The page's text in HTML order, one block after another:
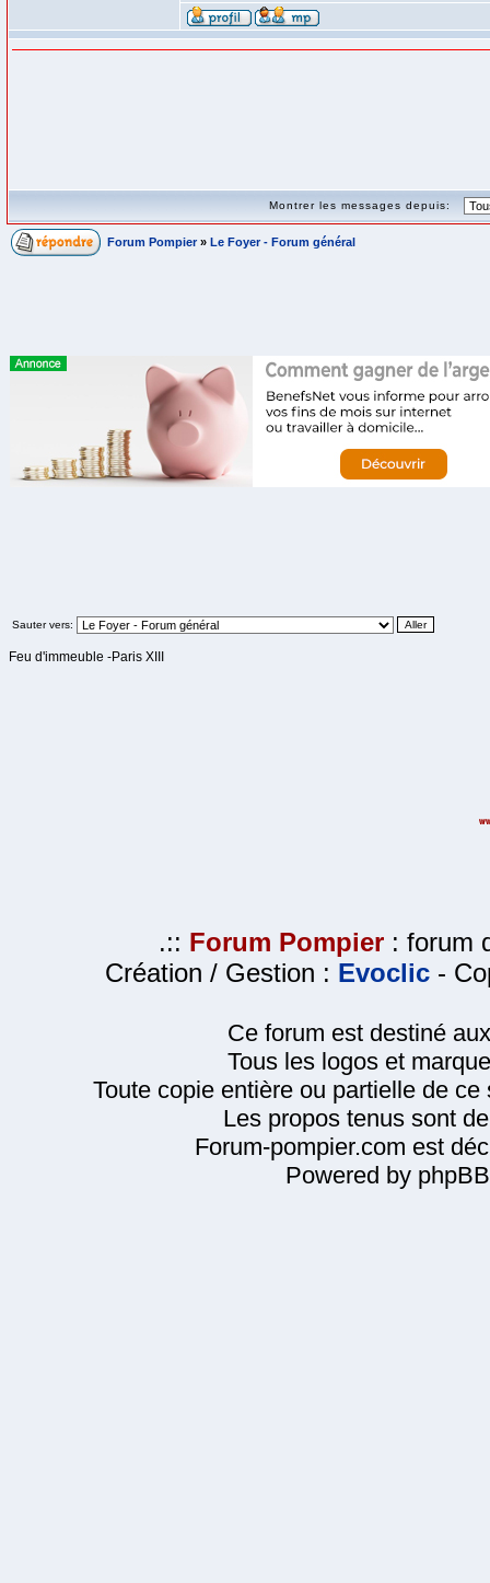
Montrer les messages depuis:
Forum Pompier » Le Foyer - Forum général
Sauter vers:
Feu d'immeuble -Paris XIII
.:: Forum Pompier : forum
Création / Gestion : Evoclic -
Ce forum est destiné
Tous les logos et
Toute copie entière ou partielle de
Les propos tenus sont
Forum-pompier.com est
Powered by